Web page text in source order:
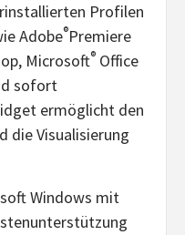
Profilen
Adobe®Premiere
Microsoft® Office
sofort
ermöglicht den
die Visualisierung
Windows mit